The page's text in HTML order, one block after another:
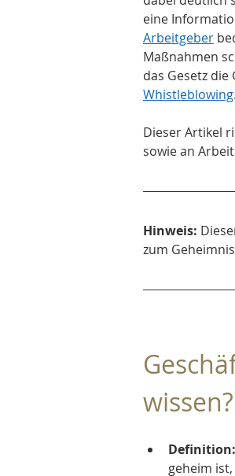
eine
Arbeitgeber
Maßnahmen
das Gesetz
Whistleblowing.
Dieser Artikel
sowie an
Hinweis:
zum
wissen?
Definition:
geheim